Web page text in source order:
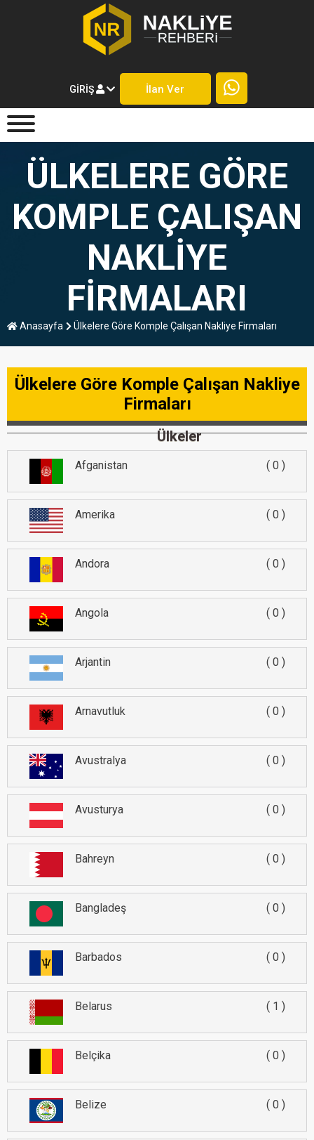
GIRIŞ İlan Ver
ÜLKELERE GÖRE
KOMPLE ÇALIŞAN
NAKLIYE
FIRMALARI
Anasayfa Ülkelere Göre Komple Çalışan Nakliye Firmaları
Ülkelere Göre Komple Çalışan Nakliye
Firmaları
Ülkeler
Afganistan 0
Amerika 0
Andora 0
Angola 0
Arjantin 0
Arnavutluk 0
Avustralya 0
Avusturya 0
Bahreyn 0
Bangladeş 0
Barbados 0
Belarus 1
Belçika 0
Belize 0